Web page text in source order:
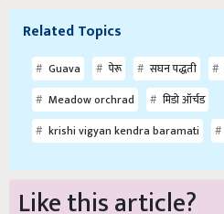
Related Topics
Guava पेरू सघन पद्धती
Meadow orchrad
मिडो ऑर्चड
krishi vigyan kendra baramati
Like this article?